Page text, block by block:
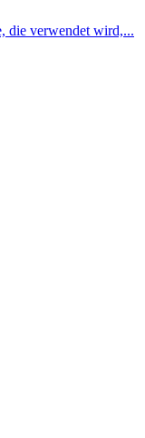
die verwendet wird,...